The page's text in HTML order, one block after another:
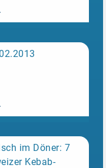
im Döner: 7
Kebab-